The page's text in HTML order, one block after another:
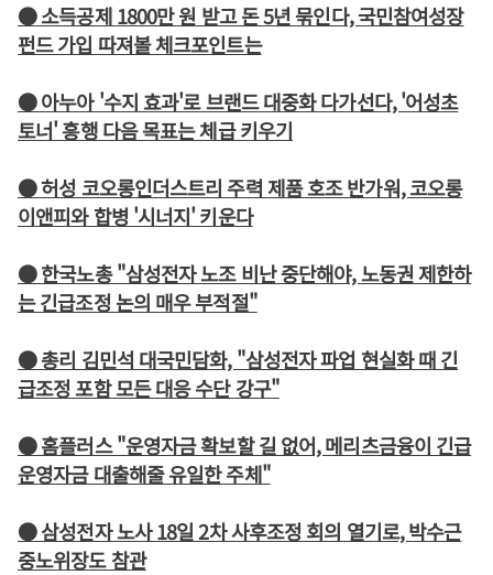
● 소득공제 1800만 원 받고 돈 5년 묶인다, 국민참여성장
펀드 가입 따져볼 체크포인트는
● 아누아 '수지 효과'로 브랜드 대중화 다가선다, '어성초
토너' 흥행 다음 목표는 체급 키우기
● 허성 코오롱인더스트리 주력 제품 호조 반가워, 코오롱
이앤피와 합병 '시너지' 키운다
● 한국노총 "삼성전자 노조 비난 중단해야, 노동권 제한하
는 긴급조정 논의 매우 부적절"
● 총리 김민석 대국민담화, "삼성전자 파업 현실화 때 긴
급조정 포함 모든 대응 수단 강구"
● 홈플러스 "운영자금 확보할 길 없어, 메리츠금융이 긴급
운영자금 대출해줄 유일한 주체"
● 삼성전자 노사 18일 2차 사후조정 회의 열기로, 박수근
중노위장도 참관